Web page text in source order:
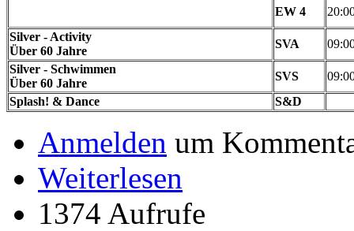
EW 4
Silver - Activity
Über 60 Jahre
SVA
Silver - Schwimmen
Über 60 Jahre
SVS
Splash! & Dance
S&D
Anmelden um
Weiterlesen
1374 Aufrufe